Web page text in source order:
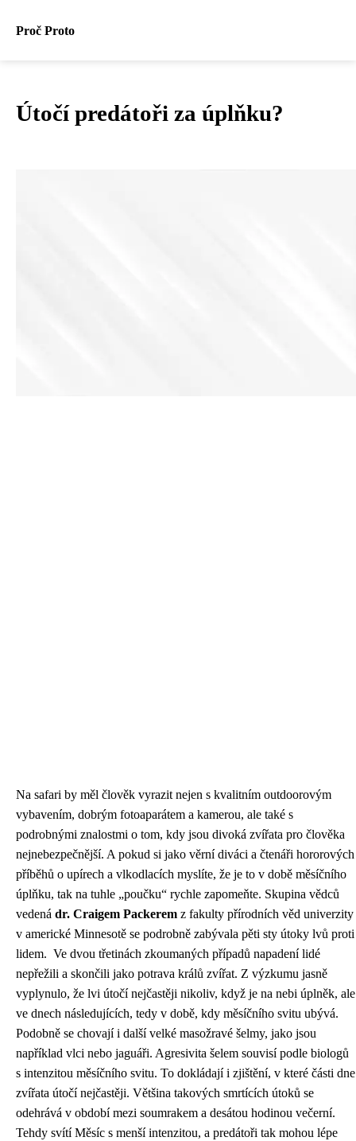
Proč Proto
Útočí predátoři za úplňku?
Na safari by měl člověk vyrazit nejen s kvalitním outdoorovým
vybavením, dobrým fotoaparátem a kamerou, ale také s
podrobnými znalostmi o tom, kdy jsou divoká zvířata pro člověka
nejnebezpečnější. A pokud si jako věrní diváci a čtenáři hororových
příběhů o upírech a vlkodlacích myslíte, že je to v době měsíčního
úplňku, tak na tuhle „poučku“ rychle zapomeňte. Skupina vědců
vedená dr. Craigem Packerem z fakulty přírodních věd univerzity
v americké Minnesotě se podrobně zabývala pěti sty útoky lvů proti
lidem. Ve dvou třetinách zkoumaných případů napadení lidé
nepřežili a skončili jako potrava králů zvířat. Z výzkumu jasně
vyplynulo, že lvi útočí nejčastěji nikoliv, když je na nebi úplněk, ale
ve dnech následujících, tedy v době, kdy měsíčního svitu ubývá.
Podobně se chovají i další velké masožravé šelmy, jako jsou
například vlci nebo jaguáři. Agresivita šelem souvisí podle biologů
s intenzitou měsíčního svitu. To dokládají i zjištění, v které části dne
zvířata útočí nejčastěji. Většina takových smrtících útoků se
odehrává v období mezi soumrakem a desátou hodinou večerní.
Tehdy svítí Měsíc s menší intenzitou, a predátoři tak mohou lépe